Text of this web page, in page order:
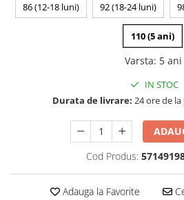
86 (12-18 luni) 92 (18-24 luni)
110 (5 ani)
Varsta: 5 ani
IN STOC
Durata de livrare: 24 ore de
Cod Produs:
Adauga la Favorite